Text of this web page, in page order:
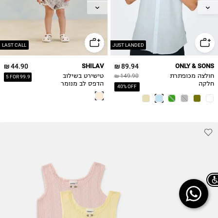
JUST LANDED
L
89.94 ₪
149.90 ₪
40% OFF
ONLY & SONS
חולצה מכופתרת
חלקה
LAST CALL
2Y
5Y
6Y
44.90 ₪
5 FOR 99.9
SHILAV
טישירט בשילוב
הדפס לב מנומר
Chat on WhatsApp